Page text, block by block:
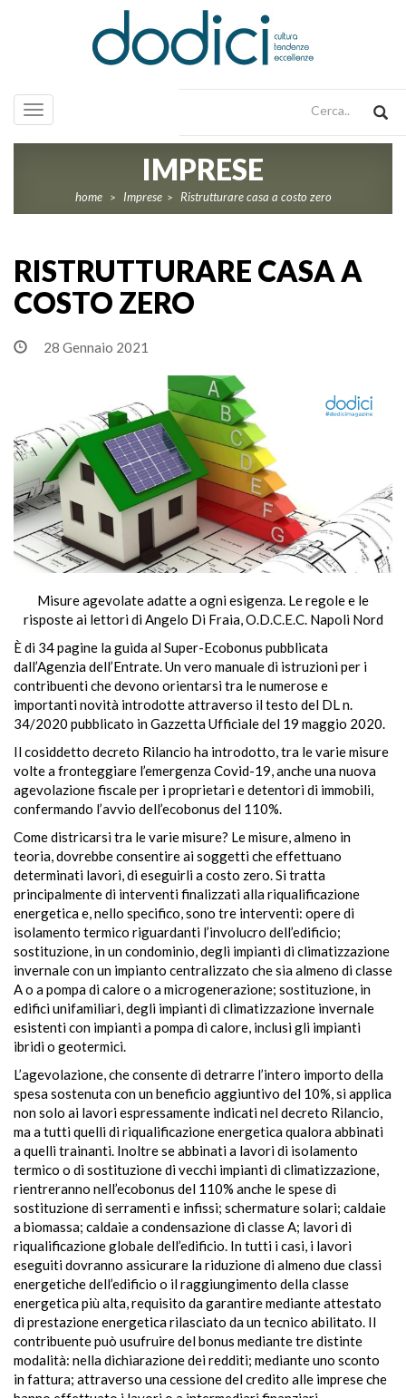
Toggle
navigation
IMPRESE
home > Imprese > Ristrutturare casa a costo zero
RISTRUTTURARE CASA A
COSTO ZERO
28 Gennaio 2021
Misure agevolate adatte a ogni esigenza. Le regole e le
risposte ai lettori di Angelo Di Fraia, O.D.C.E.C. Napoli Nord
È di 34 pagine la guida al Super-Ecobonus pubblicata
dall’Agenzia dell’Entrate. Un vero manuale di istruzioni per i
contribuenti che devono orientarsi tra le numerose e
importanti novità introdotte attraverso il testo del DL n.
34/2020 pubblicato in Gazzetta Ufficiale del 19 maggio 2020.
Il cosiddetto decreto Rilancio ha introdotto, tra le varie misure
volte a fronteggiare l’emergenza Covid-19, anche una nuova
agevolazione fiscale per i proprietari e detentori di immobili,
confermando l’avvio dell’ecobonus del 110%.
Come districarsi tra le varie misure? Le misure, almeno in
teoria, dovrebbe consentire ai soggetti che effettuano
determinati lavori, di eseguirli a costo zero. Si tratta
principalmente di interventi finalizzati alla riqualificazione
energetica e, nello specifico, sono tre interventi: opere di
isolamento termico riguardanti l’involucro dell’edificio;
sostituzione, in un condominio, degli impianti di climatizzazione
invernale con un impianto centralizzato che sia almeno di classe
A o a pompa di calore o a microgenerazione; sostituzione, in
edifici unifamiliari, degli impianti di climatizzazione invernale
esistenti con impianti a pompa di calore, inclusi gli impianti
ibridi o geotermici.
L’agevolazione, che consente di detrarre l’intero importo della
spesa sostenuta con un beneficio aggiuntivo del 10%, si applica
non solo ai lavori espressamente indicati nel decreto Rilancio,
ma a tutti quelli di riqualificazione energetica qualora abbinati
a quelli trainanti. Inoltre se abbinati a lavori di isolamento
termico o di sostituzione di vecchi impianti di climatizzazione,
rientreranno nell’ecobonus del 110% anche le spese di
sostituzione di serramenti e infissi; schermature solari; caldaie
a biomassa; caldaie a condensazione di classe A; lavori di
riqualificazione globale dell’edificio. In tutti i casi, i lavori
eseguiti dovranno assicurare la riduzione di almeno due classi
energetiche dell’edificio o il raggiungimento della classe
energetica più alta, requisito da garantire mediante attestato
di prestazione energetica rilasciato da un tecnico abilitato. Il
contribuente può usufruire del bonus mediante tre distinte
modalità: nella dichiarazione dei redditi; mediante uno sconto
in fattura; attraverso una cessione del credito alle imprese che